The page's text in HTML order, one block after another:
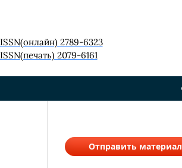
ISSN(онлайн) 2789-6323
ISSN(печать) 2079-6161
Отправить материал